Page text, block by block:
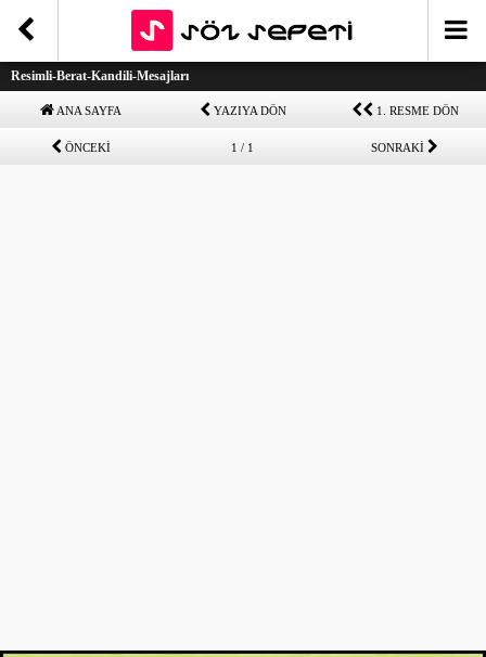
Resimli-Berat-Kandili-Mesajları
ANA SAYFA YAZIYA DÖN 1. RESME DÖN
ÖNCEKİ 1 / 1 SONRAKİ